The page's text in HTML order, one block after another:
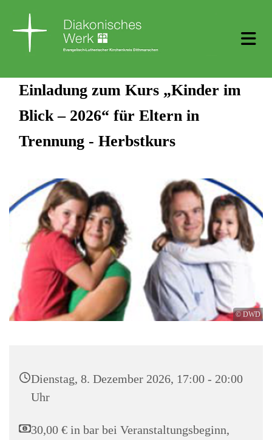
Einladung zum Kurs „Kinder im
Blick – 2026“ für Eltern in
Trennung - Herbstkurs
© DWD
Dienstag, 8. Dezember 2026, 17:00 - 20:00
Uhr
30,00 € in bar bei Veranstaltungsbeginn,